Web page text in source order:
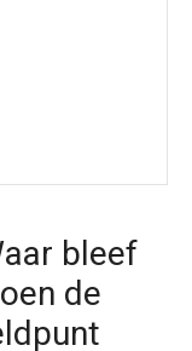
bleef
de